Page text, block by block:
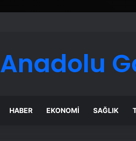
Anadolu
HABER EKONOMI SAĞLIK